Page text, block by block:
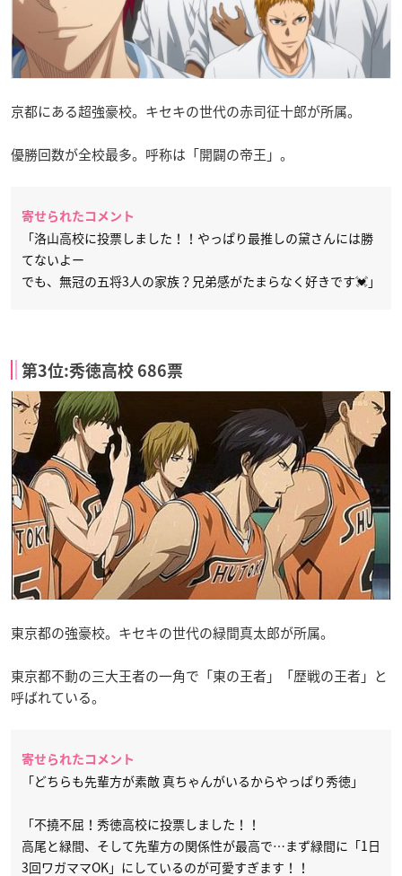
京都にある超強豪校。キセキの世代の赤司征十郎が所属。
優勝回数が全校最多。呼称は「開闢の帝王」。
寄せられたコメント
「洛山高校に投票しました！！やっぱり最推しの黛さんには勝
てないよー
でも、無冠の五将3人の家族？兄弟感がたまらなく好きです💓」
第3位:秀徳高校 686票
東京都の強豪校。キセキの世代の緑間真太郎が所属。
東京都不動の三大王者の一角で「東の王者」「歴戦の王者」と
呼ばれている。
寄せられたコメント
「どちらも先輩方が素敵 真ちゃんがいるからやっぱり秀徳」
「不撓不屈！秀徳高校に投票しました！！
高尾と緑間、そして先輩方の関係性が最高で…まず緑間に「1日
3回ワガママOK」にしているのが可愛すぎます！！